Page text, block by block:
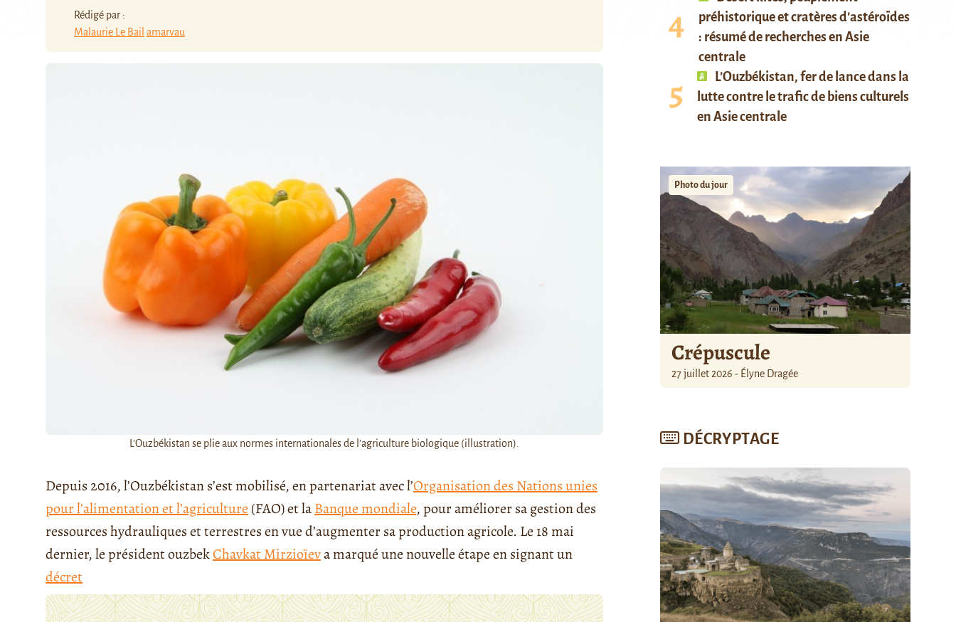
Rédigé par :
Malaurie Le Bail amarvau
L'Ouzbékistan se plie aux normes internationales de l'agriculture biologique (illustration).
Depuis 2016, l’Ouzbékistan s’est mobilisé, en partenariat avec l’Organisation des Nations unies
pour l’alimentation et l’agriculture (FAO) et laBanque mondiale, pour améliorer sa gestion des
ressources hydrauliques et terrestres en vue d’augmenter sa production agricole. Le 18 mai
dernier, le président ouzbekChavkat Mirzioïeva marqué une nouvelle étape en signant un
décret
préhistorique et cratères d’astéroïdes
: résumé de recherches en Asie
centrale
L’Ouzbékistan, fer de lance dans la
lutte contre le trafic de biens culturels
en Asie centrale
Photo du jour
Crépuscule
27 juillet 2026 - Élyne Dragée
DÉCRYPTAGE